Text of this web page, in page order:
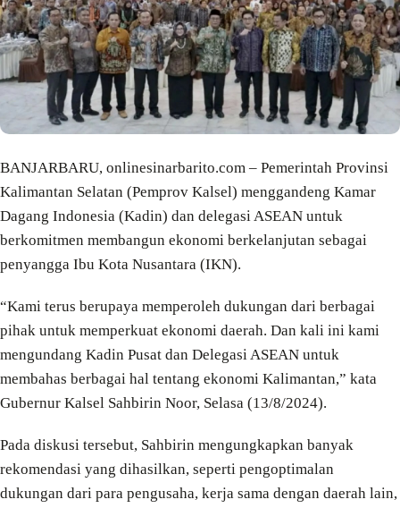
BANJARBARU, onlinesinarbarito.com – Pemerintah Provinsi
Kalimantan Selatan (Pemprov Kalsel) menggandeng Kamar
Dagang Indonesia (Kadin) dan delegasi ASEAN untuk
berkomitmen membangun ekonomi berkelanjutan sebagai
penyangga Ibu Kota Nusantara (IKN).
“Kami terus berupaya memperoleh dukungan dari berbagai
pihak untuk memperkuat ekonomi daerah. Dan kali ini kami
mengundang Kadin Pusat dan Delegasi ASEAN untuk
membahas berbagai hal tentang ekonomi Kalimantan,” kata
Gubernur Kalsel Sahbirin Noor, Selasa (13/8/2024).
Pada diskusi tersebut, Sahbirin mengungkapkan banyak
rekomendasi yang dihasilkan, seperti pengoptimalan
dukungan dari para pengusaha, kerja sama dengan daerah lain,